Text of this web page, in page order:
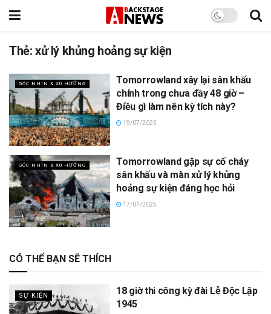
Thẻ:xử lý khủng hoảng sự kiện
GÓC NHÌN & XU HƯỚNG
Tomorrowland xây lại sân khấu
chính trong chưa đầy 48 giờ –
Điều gì làm nên kỳ tích này?
19/07/2025
GÓC NHÌN & XU HƯỚNG
Tomorrowland gặp sự cố cháy
sân khấu và màn xử lý khủng
hoảng sự kiện đáng học hỏi
17/07/2025
CÓ THỂ BẠN SẼ THÍCH
SỰ KIỆN
18 giờ thi công kỳ đài Lễ Độc Lập
1945